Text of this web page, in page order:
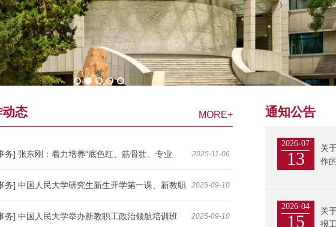
MORE+
态
2025-11-06
务] 张东刚：着力培养“底色红、筋骨壮、专业
时代高校青年教师队伍 2025-09-10
务] 中国人民大学研究生新生开学第一课、新教职
领航培训班第一课举行 2025-09-10
务] 中国人民大学举办新教职工政治领航培训班
通知公告
2026-07
13
关
作
2026-04
15
关
报